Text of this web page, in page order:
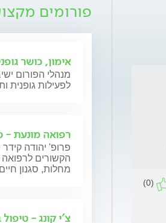
(0)
פורומים
אימון, כושר
מנהלי הפורום
לפעילות גופנית
רפואה מונעת -
פרופ' יהודה
הקשורים לרפואה
מחלות, סגנון
צ'י קונג -